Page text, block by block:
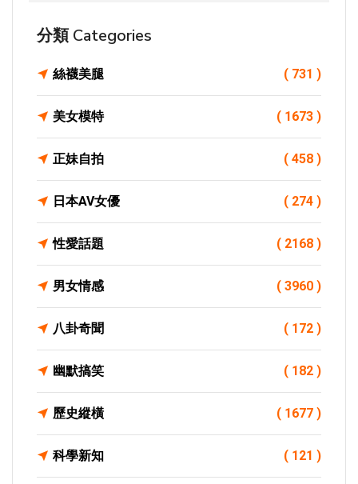
分類 Categories
絲襪美腿 ( 731 )
美女模特 ( 1673 )
正妹自拍 ( 458 )
日本AV女優 ( 274 )
性愛話題 ( 2168 )
男女情感 ( 3960 )
八卦奇聞 ( 172 )
幽默搞笑 ( 182 )
歷史縱橫 ( 1677 )
科學新知 ( 121 )